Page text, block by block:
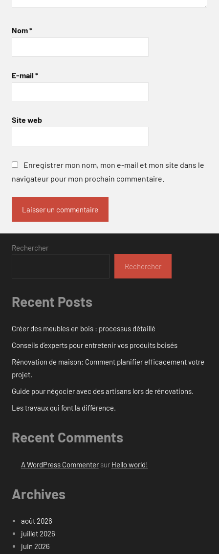
Nom*
E-mail *
Site web
Enregistrer mon nom, mon e-mail et mon site dans le
navigateur pour mon prochain commentaire.
Rechercher
Rechercher
Recent Posts
Créer des meubles en bois : processus détaillé
Conseils d’experts pour entretenir vos produits boisés
Rénovation de maison: Comment planifier efficacement votre
projet.
Guide pour négocier avec des artisans lors de rénovations.
Les travaux qui font la différence.
Recent Comments
A WordPress Commentersur Hello world!
Archives
août 2026
juillet 2026
juin 2026